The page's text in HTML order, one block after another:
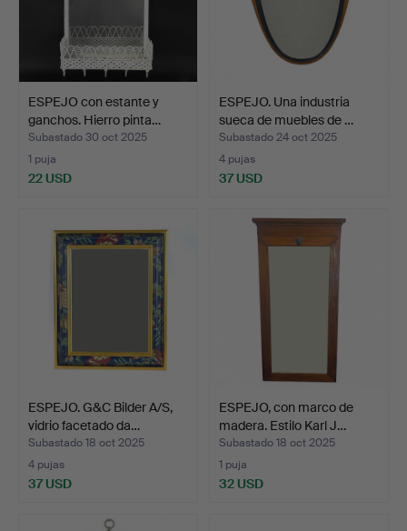
ESPEJO con estante y
ganchos. Hierro pinta…
Subastado 30 oct 2025
1 puja
22 USD
ESPEJO. Una industria
sueca de muebles de …
Subastado 24 oct 2025
4 pujas
37 USD
ESPEJO. G&C Bilder A/S,
vidrio facetado da…
Subastado 18 oct 2025
4 pujas
37 USD
ESPEJO, con marco de
madera. Estilo Karl J…
Subastado 18 oct 2025
1 puja
32 USD